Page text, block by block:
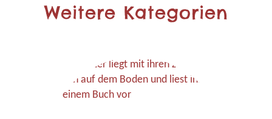
Weitere Kategorien